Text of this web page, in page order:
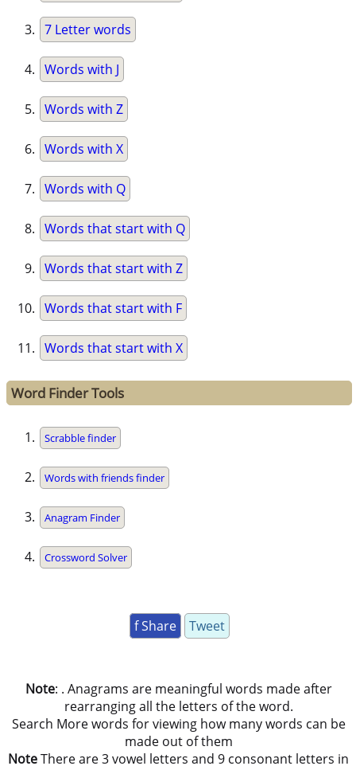
7 Letter words
Words with J
Words with Z
Words with X
Words with Q
Words that start with Q
Words that start with Z
Words that start with F
Words that start with X
Word Finder Tools
Scrabble finder
Words with friends finder
Anagram Finder
Crossword Solver
f Share Tweet
Note: . Anagrams are meaningful words made after
rearranging all the letters of the word.
Search More words for viewing how many words can be
made out of them
NoteThere are 3 vowel letters and 9 consonant letters in